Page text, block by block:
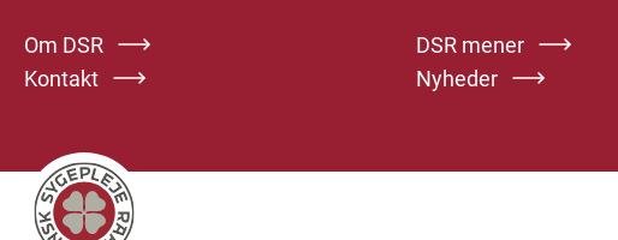
Om DSR
DSR mener
Kontakt
Nyheder